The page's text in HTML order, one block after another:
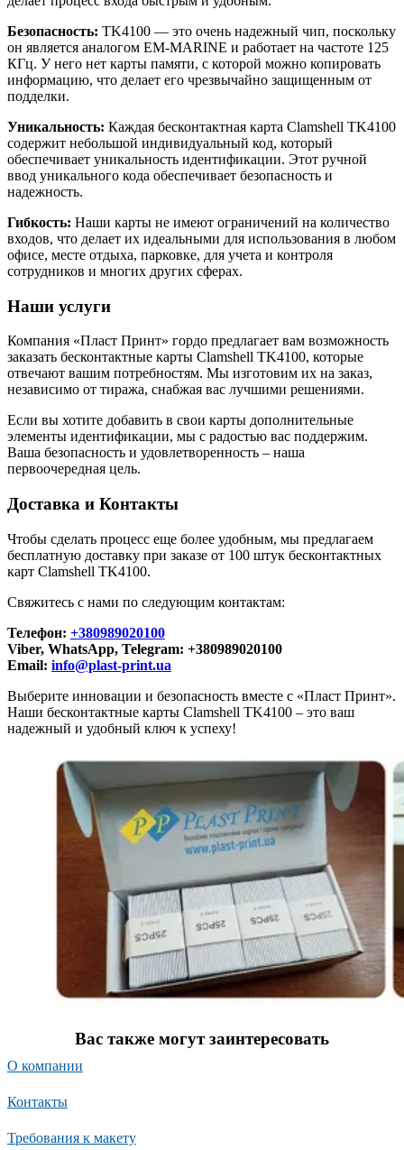
Безопасность: TK4100 — это очень надежный чип, поскольку
он является аналогом EM-MARINE и работает на частоте 125
КГц. У него нет карты памяти, с которой можно копировать
информацию, что делает его чрезвычайно защищенным от
подделки.
Уникальность: Каждая бесконтактная карта Clamshell TK4100
содержит небольшой индивидуальный код, который
обеспечивает уникальность идентификации. Этот ручной
ввод уникального кода обеспечивает безопасность и
надежность.
Гибкость: Наши карты не имеют ограничений на количество
входов, что делает их идеальными для использования в любом
офисе, месте отдыха, парковке, для учета и контроля
сотрудников и многих других сферах.
Наши услуги
Компания «Пласт Принт» гордо предлагает вам возможность
заказать бесконтактные карты Clamshell TK4100, которые
отвечают вашим потребностям. Мы изготовим их на заказ,
независимо от тиража, снабжая вас лучшими решениями.
Если вы хотите добавить в свои карты дополнительные
элементы идентификации, мы с радостью вас поддержим.
Ваша безопасность и удовлетворенность – наша
первоочередная цель.
Доставка и Контакты
Чтобы сделать процесс еще более удобным, мы предлагаем
бесплатную доставку при заказе от 100 штук бесконтактных
карт Clamshell TK4100.
Свяжитесь с нами по следующим контактам:
Телефон: +380989020100
Viber, WhatsApp, Telegram: +380989020100
Email: info@plast-print.ua
Выберите инновации и безопасность вместе с «Пласт Принт».
Наши бесконтактные карты Clamshell TK4100 – это ваш
надежный и удобный ключ к успеху!
Вас также могут заинтересовать
О компании
Контакты
Требования к макету